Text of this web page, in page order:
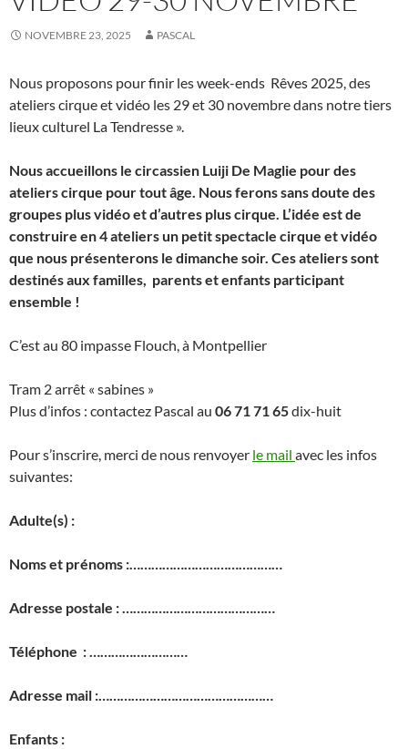
NOVEMBRE 23, 2025 PASCAL
Nous proposons pour finir les week-ends Rêves 2025, des
ateliers cirque et vidéo les 29 et 30 novembre dans notre tiers
lieux culturel La Tendresse ».
Nous accueillons le circassien Luiji De Maglie pour des
ateliers cirque pour tout âge. Nous ferons sans doute des
groupes plus vidéo et d’autres plus cirque. L’idée est de
construire en 4 ateliers un petit spectacle cirque et vidéo
que nous présenterons le dimanche soir. Ces ateliers sont
destinés aux familles, parents et enfants participant
ensemble !
C’est au 80 impasse Flouch, à Montpellier
Tram 2 arrêt « sabines »
Plus d’infos : contactez Pascal au 06 71 71 65dix-huit
Pour s’inscrire, merci de nous renvoyer le mail avec les infos
suivantes:
Adulte(s) :
Noms et prénoms :……………………………………
Adresse postale : ……………………………………
Téléphone : ………………………
Adresse mail :…………………………………………
Enfants :